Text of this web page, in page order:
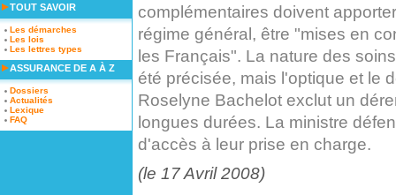
complémentaires doivent
régime général, être "mises en
les Français". La nature des
été précisée, mais l'optique et le
Roselyne Bachelot exclut un
longues durées. La ministre
d'accès à leur prise en charge.
(le 17 Avril 2008)
TOUT SAVOIR
Les démarches
Les lois
Les lettres types
ASSURANCE DE A À Z
Dossiers
Actualités
Lexique
FAQ